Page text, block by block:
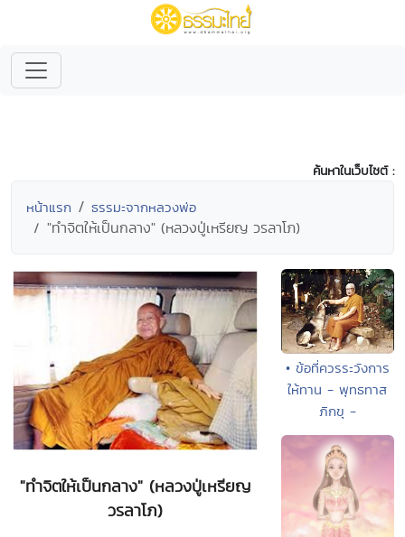
ค้นหาในเว็บไซต์ :
หน้าแรก ธรรมะจากหลวงพ่อ
"ทำจิตให้เป็นกลาง" (หลวงปู่เหรียญ วรลาโภ)
"ทำจิตให้เป็นกลาง" (หลวงปู่เหรียญ
วรลาโภ)
• ข้อที่ควรระวังการ
ให้ทาน - พุทธทาส
ภิกขุ -